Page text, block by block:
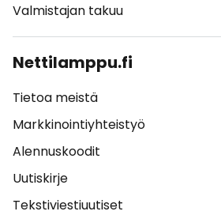
Valmistajan takuu
Nettilamppu.fi
Tietoa meistä
Markkinointiyhteistyö
Alennuskoodit
Uutiskirje
Tekstiviestiuutiset